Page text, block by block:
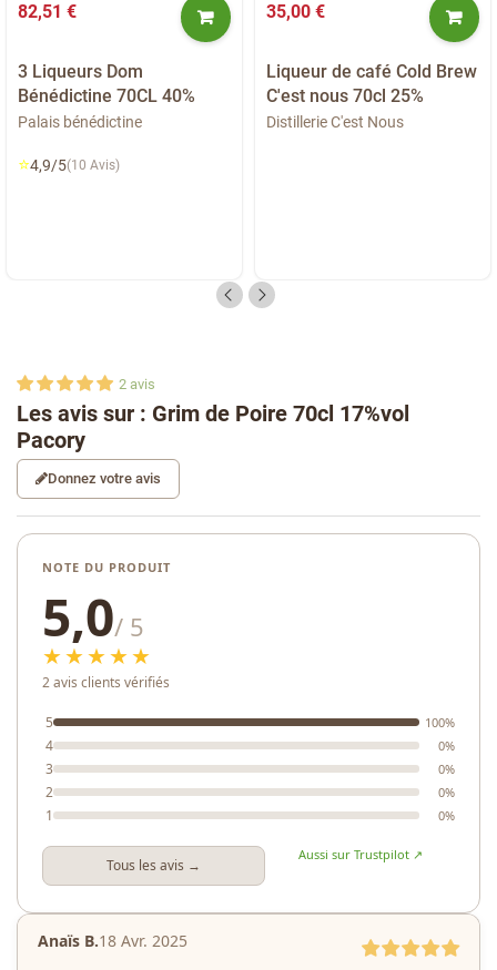
82,51 €
3 Liqueurs Dom
Bénédictine 70CL 40%
Palais bénédictine
⭐4,9/5(10 Avis)
35,00 €
Liqueur de café Cold Brew
C'est nous 70cl 25%
Distillerie C'est Nous
Les avis sur : Grim de Poire 70cl 17%vol
Pacory
2 avis
Donnez votre avis
NOTE DU PRODUIT
5,0/ 5
★★★★★
2 avis clients vérifiés
5 100%
4 0%
3 0%
2 0%
1 0%
Tous les avis →
Aussi sur Trustpilot ↗
Anaïs B.18 Avr. 2025